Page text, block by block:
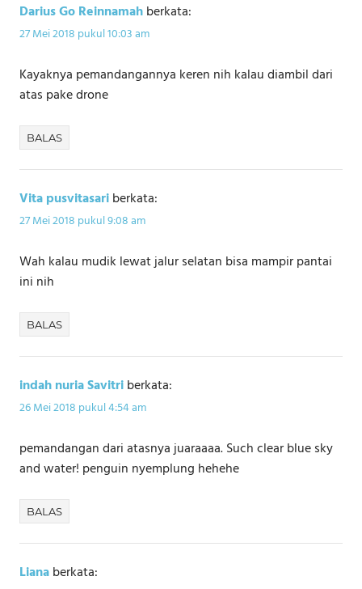
Darius Go Reinnamahberkata:
27 Mei 2018 pukul 10:03 am
Kayaknya pemandangannya keren nih kalau diambil dari
atas pake drone
BALAS
Vita pusvitasariberkata:
27 Mei 2018 pukul 9:08 am
Wah kalau mudik lewat jalur selatan bisa mampir pantai
ini nih
BALAS
indah nuria Savitriberkata:
26 Mei 2018 pukul 4:54 am
pemandangan dari atasnya juaraaaa. Such clear blue sky
and water! penguin nyemplung hehehe
BALAS
Lianaberkata: